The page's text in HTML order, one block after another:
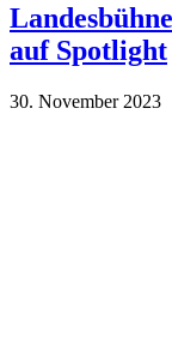
auf Spotlight
30. November 2023